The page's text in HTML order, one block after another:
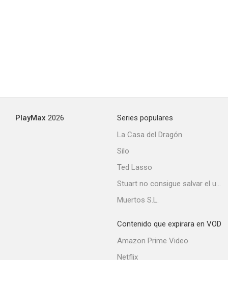
PlayMax 2026
Series populares
La Casa del Dragón
Silo
Ted Lasso
Stuart no consigue salvar el universo
Muertos S.L.
Contenido que expirara en VOD
Amazon Prime Video
Netflix